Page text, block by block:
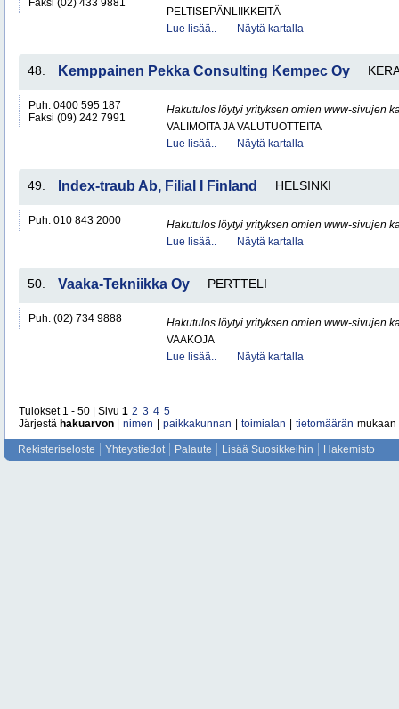
Faksi (02) 433 9881
PELTISEPÄNLIIKKEITÄ
Lue lisää..
Näytä kartalla
48. Kemppainen Pekka Consulting Kempec Oy
Puh. 0400 595 187
Faksi (09) 242 7991
Hakutulos löytyi yrityksen omien www-sivujen
VALIMOITA JA VALUTUOTTEITA
Lue lisää..
Näytä kartalla
49. Index-traub Ab, Filial I Finland HELSINKI
Puh. 010 843 2000
Hakutulos löytyi yrityksen omien www-sivujen
Lue lisää..
Näytä kartalla
50. Vaaka-Tekniikka Oy PERTTELI
Puh. (02) 734 9888
Hakutulos löytyi yrityksen omien www-sivujen
VAAKOJA
Lue lisää..
Näytä kartalla
Tulokset 1 - 50 | Sivu 1 2 3 4 5
Järjestä hakuarvon nimen paikkakunnan toimialan tietomäärän mukaan
Rekisteriseloste Yhteystiedot Palaute Lisää Suosikkeihin Hakemisto